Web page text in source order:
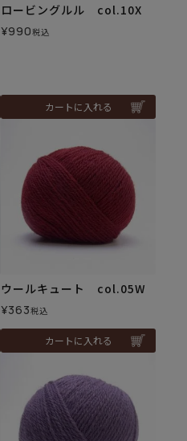
ロービングルル col.10X
¥990税込
カートに入れる
ウールキュート col.05W
¥363税込
カートに入れる